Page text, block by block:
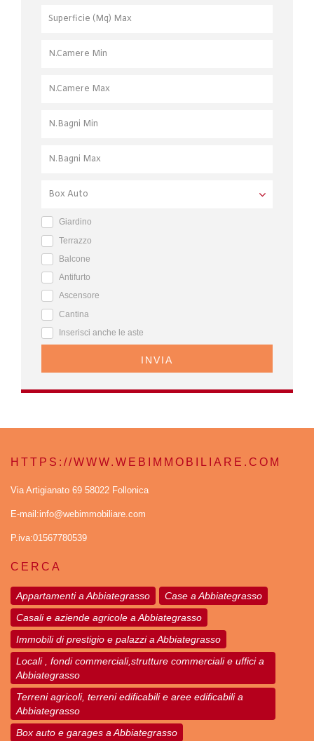
Giardino
Terrazzo
Balcone
Antifurto
Ascensore
Cantina
Inserisci anche le aste
INVIA
HTTPS://WWW.WEBIMMOBILIARE.COM
Via Artigianato 69 58022 Follonica
E-mail:info@webimmobiliare.com
P.iva:01567780539
CERCA
Appartamenti a Abbiategrasso
Case a Abbiategrasso
Casali e aziende agricole a Abbiategrasso
Immobili di prestigio e palazzi a Abbiategrasso
Locali , fondi commerciali,strutture commerciali e uffici a
Abbiategrasso
Terreni agricoli, terreni edificabili e aree edificabili a
Abbiategrasso
Box auto e garages a Abbiategrasso